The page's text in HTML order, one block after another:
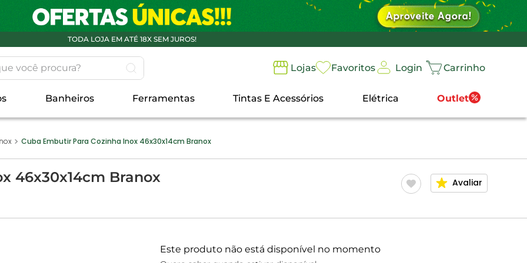
TODA LOJA EM ATÉ 18X SEM JUROS!
você procura?
Lojas Favoritos Login Carrinho
Banheiros Ferramentas Tintas E Acessórios Elétrica Outlet
Cuba Embutir Para Cozinha Inox 46x30x14cm Branox
46x30x14cm Branox Avaliar
Este produto não está disponível no momento